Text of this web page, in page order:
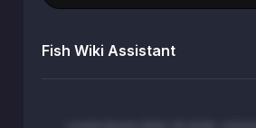
Fish Wiki Assistant